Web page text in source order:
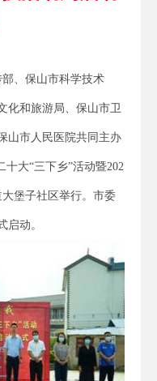
、保山市科学技术
化和旅游局、保山市卫
山市人民医院共同主办
十大“三下乡”活动暨202
堡子社区举行。市委
启动。